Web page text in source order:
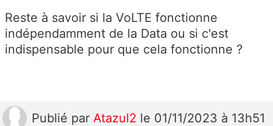
Reste à savoir si la VoLTE fonctionne
indépendamment de la Data ou si c'est
indispensable pour que cela fonctionne ?
Publié par Atazul2 le 01/11/2023 à 13h51